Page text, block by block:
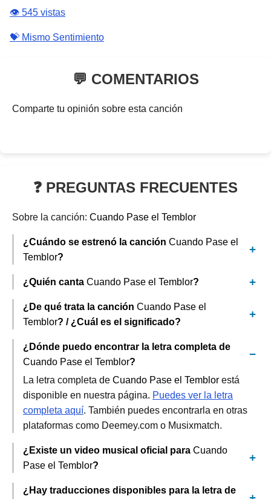
👁️ 545 vistas
💝 Mismo Sentimiento
💬 COMENTARIOS
Comparte tu opinión sobre esta canción
❓ PREGUNTAS FRECUENTES
Sobre la canción: Cuando Pase el Temblor
¿Cuándo se estrenó la canción Cuando Pase el
Temblor?
¿Quién canta Cuando Pase el Temblor?
¿De qué trata la canción Cuando Pase el
Temblor? / ¿Cuál es el significado?
¿Dónde puedo encontrar la letra completa de
Cuando Pase el Temblor?
La letra completa de Cuando Pase el Temblor está
disponible en nuestra página. Puedes ver la letra
completa aquí. También puedes encontrarla en otras
plataformas como Deemey.com o Musixmatch.
¿Existe un video musical oficial para Cuando
Pase el Temblor?
¿Hay traducciones disponibles para la letra de